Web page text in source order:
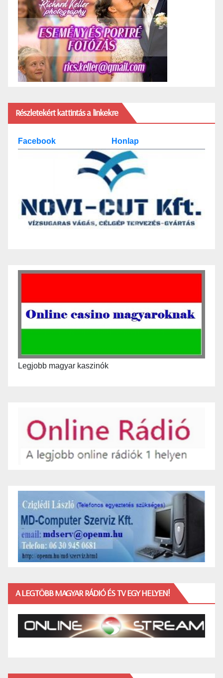
Részletekért kattintás a linkekre
Facebook Honlap
Legjobb magyar kaszinók
A LEGTÖBB MAGYAR RÁDIÓ ÉS TV EGY HELYEN!